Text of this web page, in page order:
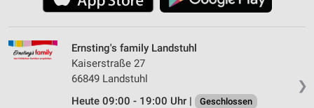
❯
Ernsting's family Landstuhl
Kaiserstraße 27
66849 Landstuhl
Heute 09:00 - 19:00 Uhr |
Geschlossen